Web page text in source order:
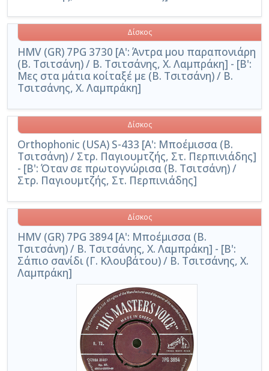
HMV (GR) 7PG 3730 [Α': Άντρα μου παραπονιάρη
(Β. Τσιτσάνη) / Β. Τσιτσάνης, Χ. Λαμπράκη] - [Β':
Μες στα μάτια κοίταξέ με (Β. Τσιτσάνη) / Β.
Τσιτσάνης, Χ. Λαμπράκη]
Δίσκος
Orthophonic (USA) S-433 [Α': Μποέμισσα (Β.
Τσιτσάνη) / Στρ. Παγιουμτζής, Στ. Περπινιάδης]
- [Β': Όταν σε πρωτογνώρισα (Β. Τσιτσάνη) /
Στρ. Παγιουμτζής, Στ. Περπινιάδης]
Δίσκος
HMV (GR) 7PG 3894 [A': Μποέμισσα (Β.
Τσιτσάνη) / Β. Τσιτσάνης, Χ. Λαμπράκη] - [Β':
Σάπιο σανίδι (Γ. Κλουβάτου) / Β. Τσιτσάνης, Χ.
Λαμπράκη]
Δίσκος